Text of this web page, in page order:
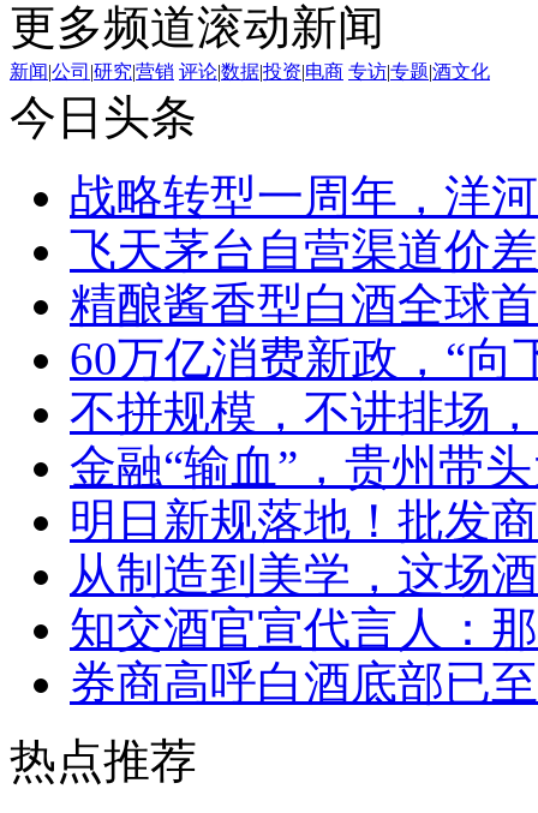
更多频道滚动新闻
新闻|公司 |研究|营销 评论|数据|投资|电商 专访|专题|酒文化
今日头条
战略转型一周年，洋
飞天茅台自营渠道价
精酿酱香型白酒全球
60万亿消费新政，“向
不拼规模，不讲排场
金融“输血”，贵州带
明日新规落地！批发
从制造到美学，这场
知交酒官宣代言人：
券商高呼白酒底部已
热点推荐